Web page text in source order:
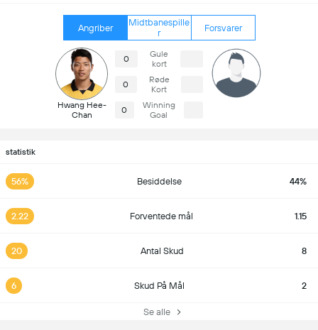
Angriber
Midtbanespille
r
Forsvarer
Hwang Hee-
Chan
0
Gule
kort
0
Røde
Kort
0
Winning
Goal
statistik
56% Besiddelse 44%
2.22 Forventede mål 1.15
20 Antal Skud 8
6 Skud På Mål 2
Se alle